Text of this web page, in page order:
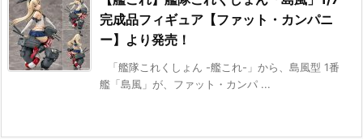
完成品フィギュア【ファット・カンパニ
ー】より発売！
「艦隊これくしょん -艦これ-」から、島風型 1番
艦「島風」が、ファット・カンパ ...